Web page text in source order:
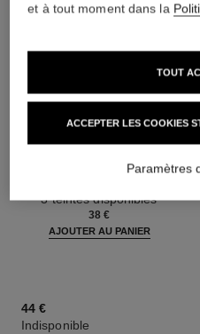
Gel Fixant Longue Tenue
3 teintes disponibles
38 €
AJOUTER AU PANIER
44 €
Indisponible
et à tout moment dans la
ACCEPTER LES COOKIES
TOUT
Paramètres